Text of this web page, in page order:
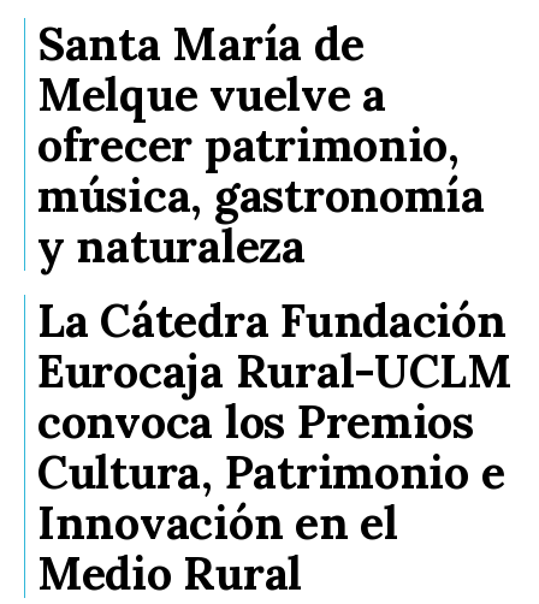
Santa María de
Melque vuelve a
ofrecer patrimonio,
música, gastronomía
y naturaleza
La Cátedra Fundación
Eurocaja Rural-UCLM
convoca los Premios
Cultura, Patrimonio e
Innovación en el
Medio Rural